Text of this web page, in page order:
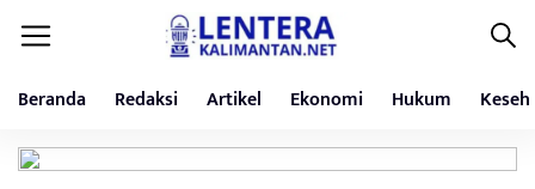
Beranda Redaksi Artikel Ekonomi Hukum